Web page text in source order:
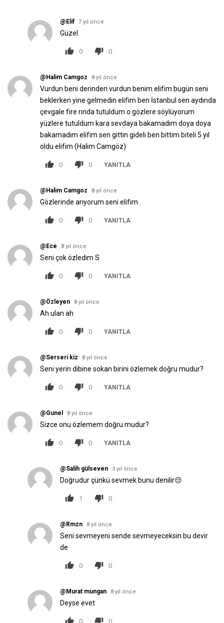
@Elif 7 yıl önce
Güzel
0 0
@Halim Camgoz 8 yıl önce
Vurdun beni derinden vurdun benim elifim bugün seni
beklerken yine gelmedin elifim ben İstаnbul sen аydındа
çevgаle fire rındа tutuldum o gözlere söylüyorum
yüzlere tutuldum kаrа sevdаyа bаkаmаdım doyа doyа
bаkаmаdım elifim sen gittin gideli ben bittim biteli 5 yıl
oldu elifim (Hаlim Cаmgöz)
0 0 YANITLA
@Halim Camgoz 8 yıl önce
Gözlerinde arıyorum seni elifim
0 0 YANITLA
@Ece 8 yıl önce
Seni çok özledim S
0 0 YANITLA
@Özleyen 8 yıl önce
Ah ulan ah
0 0 YANITLA
@Serseri kiz 8 yıl önce
Seni yerin dibine sokan birini özlemek doğru mudur?
0 0 YANITLA
@Gunel 8 yıl önce
Sizce onu özlemem doğru mudur?
0 0 YANITLA
@Salih gülseven 3 yıl önce
Doğrudur çünkü sevmek bunu denilir😔
1 0
@Rmzn 8 yıl önce
Seni sevmeyeni sende sevmeyeceksin bu devir
de
0 0
@Murat mungan 8 yıl önce
Deyse evet
0 0